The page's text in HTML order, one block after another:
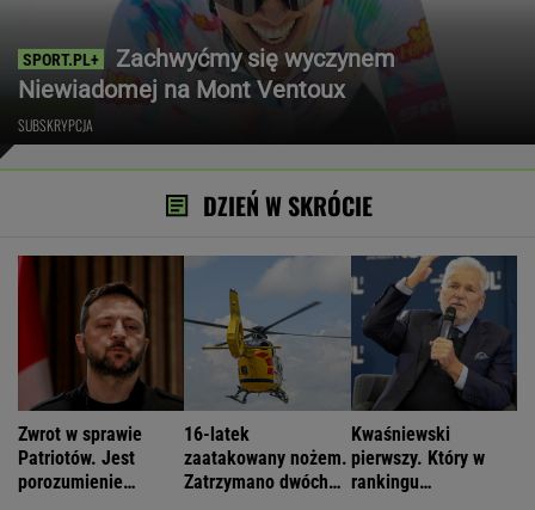
Zachwyćmy się wyczynem
Niewiadomej na Mont Ventoux
SUBSKRYPCJA
DZIEŃ W SKRÓCIE
Zwrot w sprawie
Patriotów. Jest
porozumienie
16-latek
zaatakowany nożem.
Zatrzymano dwóch
Kwaśniewski
pierwszy. Który w
rankingu